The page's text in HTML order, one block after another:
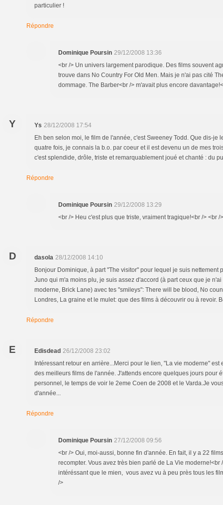
particulier !
Répondre
Dominique Poursin 29/12/2008 13:36
<br /> Un univers largement parodique. Des films souvent
trouve dans No Country For Old Men. Mais je n'ai pas cité
dommage. The Barber<br /> m'avait plus encore
Y Ys 28/12/2008 17:54
Eh ben selon moi, le film de l'année, c'est Sweeney Todd. Que dis-je
quatre fois, je connais la b.o. par coeur et il est devenu un de mes
c'est splendide, drôle, triste et remarquablement joué et chanté : du
Répondre
Dominique Poursin 29/12/2008 13:29
<br /> Heu c'est plus que triste, vraiment tragique!<br /> <br /
D dasola 28/12/2008 14:10
Bonjour Dominique, à part "The visitor" pour lequel je suis nettement
Juno qui m'a moins plu, je suis assez d'accord (à part ceux que je
moderne, Brick Lane) avec tes "smileys": There will be blood, No
Londres, La graine et le mulet: que des films à découvrir ou à revoir.
Répondre
E Edisdead 26/12/2008 23:02
Intéressant retour en arrière...Merci pour le lien, "La vie moderne" est
des meilleurs films de l'année. J'attends encore quelques jours pour
personnel, le temps de voir le 2eme Coen de 2008 et le Varda.Je
d'année...
Répondre
Dominique Poursin 27/12/2008 09:56
<br /> Oui, moi-aussi, bonne fin d'année. En fait, il y a 22
recompter. Vous avez très bien parlé de La Vie moderne!<br
intéréssant que le mien, vous avez vu à peu près tous les
/>